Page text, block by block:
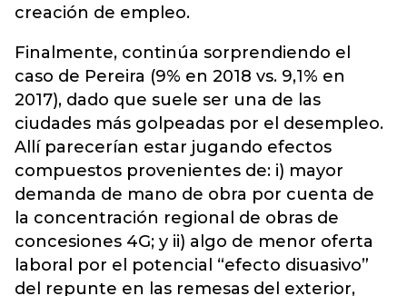
creación de empleo.
Finalmente, continúa sorprendiendo el
caso de Pereira (9% en 2018 vs. 9,1% en
2017), dado que suele ser una de las
ciudades más golpeadas por el desempleo.
Allí parecerían estar jugando efectos
compuestos provenientes de: i) mayor
demanda de mano de obra por cuenta de
la concentración regional de obras de
concesiones 4G; y ii) algo de menor oferta
laboral por el potencial “efecto disuasivo”
del repunte en las remesas del exterior,